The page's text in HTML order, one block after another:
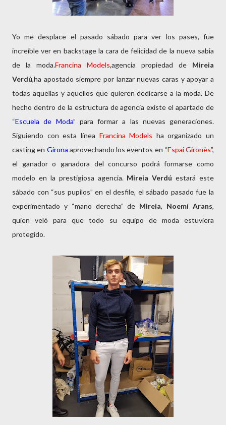
Yo me desplace el pasado sábado para ver los pases, fue
increíble ver en backstage la cara de felicidad de la nueva sabia
de la moda.Francina Models,agencia propiedad de Mireia
Verdú,ha apostado siempre por lanzar nuevas caras y apoyar a
todas aquellas y aquellos que quieren dedicarse a la moda. De
hecho dentro de la estructura de agencia existe el apartado de
“Escuela de Moda” para formar a las nuevas generaciones.
Siguiendo con esta línea Francina Models ha organizado un
casting en Girona aprovechando los eventos en “Espai Gironès”,
el ganador o ganadora del concurso podrá formarse como
modelo en la prestigiosa agencia. Mireia Verdúestará este
sábado con “sus pupilos” en el desfile, el sábado pasado fue la
experimentado y “mano derecha” de Mireia, Noemí Arans,
quien veló para que todo su equipo de moda estuviera
protegido.